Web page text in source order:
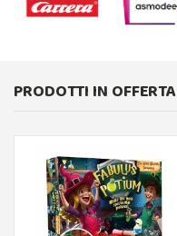
PRODOTTI IN OFFERTA